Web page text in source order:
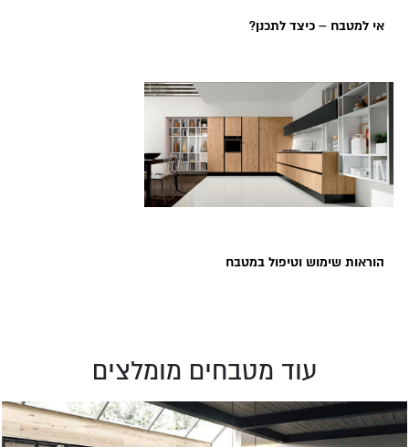
אי למטבח – כיצד לתכנן?
הוראות שימוש וטיפול במטבח
עוד מטבחים מומלצים